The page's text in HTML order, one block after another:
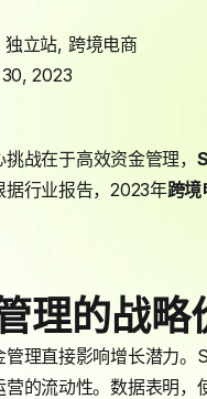
独立站, 跨境电商
2023
战在于高效资金管理，
行业报告，2023年跨境
理的战略
管理直接影响增长潜力
的流动性。数据表明，